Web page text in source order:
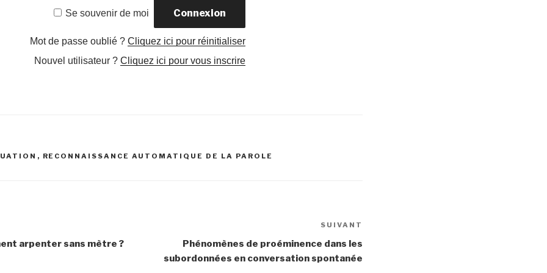
Se souvenir de moi
Mot de passe oublié ? Cliquez ici pour réinitialiser
Nouvel utilisateur ? Cliquez ici pour vous inscrire
, RECONNAISSANCE AUTOMATIQUE DE LA PAROLE
arpenter sans mètre ?
SUIVANT
Phénomènes de proéminence dans les
subordonnées en conversation spontanée